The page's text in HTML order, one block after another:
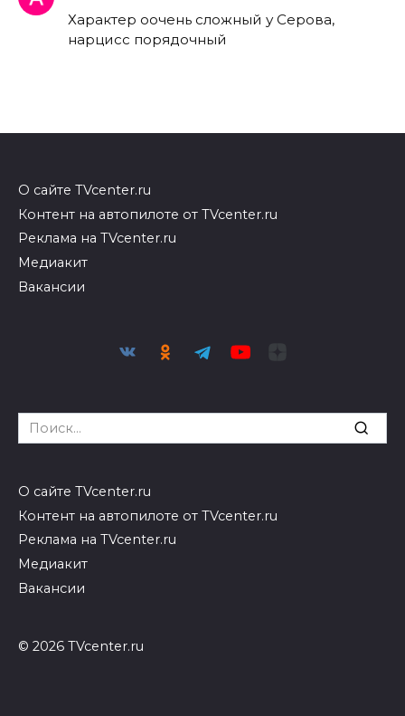
Характер оочень сложный у Серова,
нарцисс порядочный
О сайте TVcenter.ru
Контент на автопилоте от TVcenter.ru
Реклама на TVcenter.ru
Медиакит
Вакансии
Search
for:
О сайте TVcenter.ru
Контент на автопилоте от TVcenter.ru
Реклама на TVcenter.ru
Медиакит
Вакансии
© 2026 TVcenter.ru